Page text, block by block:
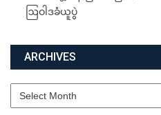
ဩဝါဒခံယူပွဲ
ARCHIVES
Archives